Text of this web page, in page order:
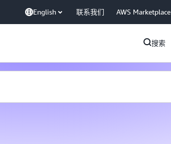
English 联系我们 AWS Marketplace
搜索